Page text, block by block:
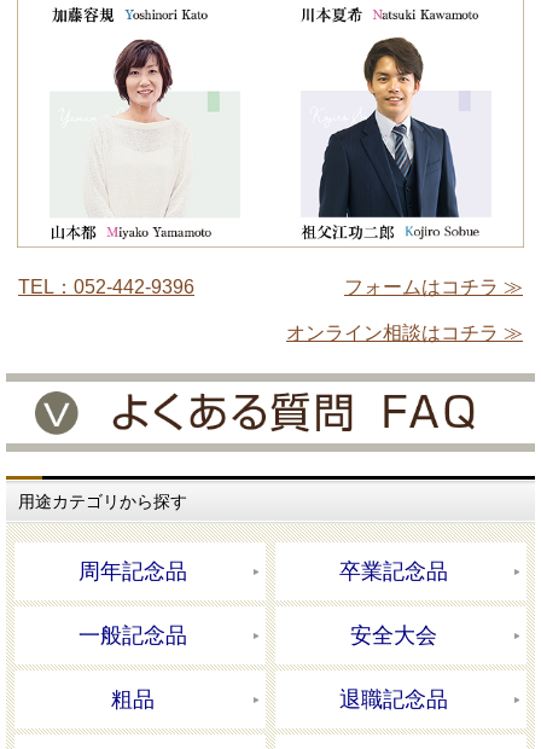
TEL：052-442-9396 フォームはコチラ ≫
オンライン相談はコチラ ≫
用途カテゴリから探す
周年記念品 卒業記念品
一般記念品 安全大会
粗品 退職記念品